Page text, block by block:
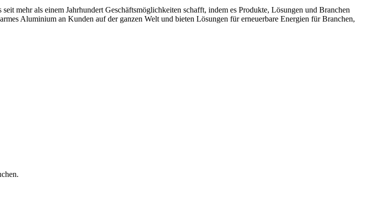
mehr als einem Jahrhundert Geschäftsmöglichkeiten schafft, indem es Produkte, Lösungen und Branchen
Aluminium an Kunden auf der ganzen Welt und bieten Lösungen für erneuerbare Energien für Branchen,